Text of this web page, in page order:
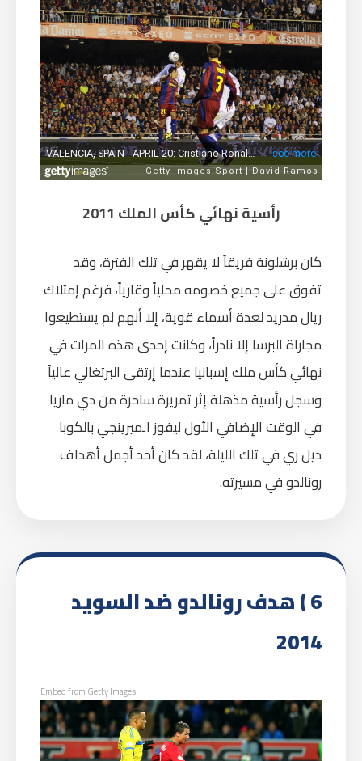
رأسية نهائي كأس الملك 2011
كان برشلونة فريقاً لا يقهر في تلك الفترة، وقد
تفوق على جميع خصومه محلياً وقارياً، فرغم إمتلاك
ريال مدريد لعدة أسماء قوية، إلا أنهم لم يستطيعوا
مجاراة البرسا إلا نادراً، وكانت إحدى هذه المرات في
نهائي كأس ملك إسبانيا عندما إرتقى البرتغالي عالياً
وسجل رأسية مذهلة إثر تمريرة ساحرة من دي ماريا
في الوقت الإضافي الأول ليفوز الميرينجي بالكوبا
ديل ري في تلك الليلة، لقد كان أحد أجمل أهداف
رونالدو في مسيرته.
6 ) هدف رونالدو ضد السويد
2014
Embed from Getty Images